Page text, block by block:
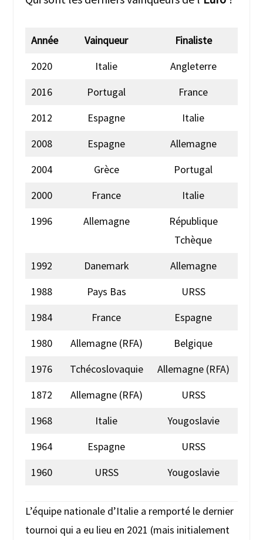
Année Vainqueur
Finaliste
2020
Italie
Angleterre
2016
Portugal
France
2012
Espagne
Italie
2008
Espagne
Allemagne
2004
Grèce
Portugal
2000
France
Italie
1996
Allemagne
République
Tchèque
1992
Danemark
Allemagne
1988
Pays Bas
URSS
1984
France
Espagne
1980
Allemagne (RFA)
Belgique
1976
Tchécoslovaquie
Allemagne (RFA)
1872
Allemagne (RFA)
URSS
1968
Italie
Yougoslavie
1964
Espagne
URSS
1960
URSS Yougoslavie
L’équipe nationale d’Italie a remporté le dernier
tournoi qui a eu lieu en 2021 (mais initialement